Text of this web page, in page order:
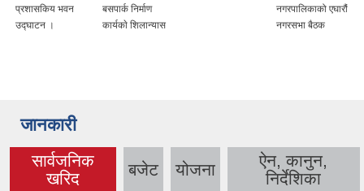
प्रशासकिय भवन
उद्घाटन ।
बसपार्क निर्माण
कार्यकाे शिलान्यास
नगरपालिकाको एघारौं
नगरसभा बैठक
जानकारी
सार्वजनिक
खरिद
(active tab) बजेट योजना
ऐन, कानुन,
निर्देशिका